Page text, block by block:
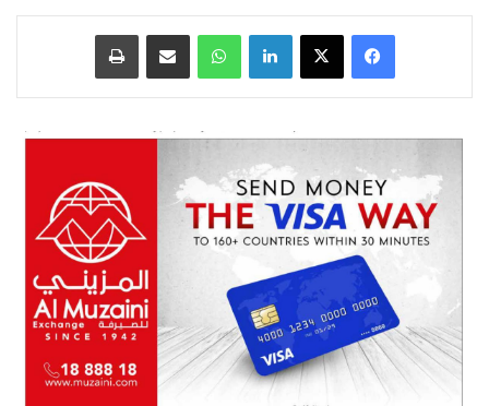
فيسبوك‫X لينكدإنواتساب مشاركة عبر البريد طباعة